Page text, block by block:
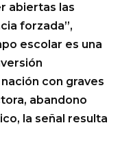
abiertas las
forzada”,
escolar es una
con graves
abandono
la señal resulta